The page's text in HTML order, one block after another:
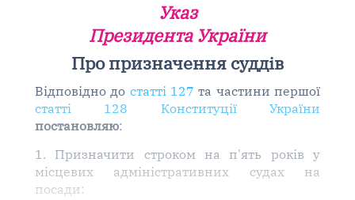
Указ
Президента України
Про призначення суддів
Відповідно до статті 127 та частини першої
статті 128 Конституції України
постановляю:
1. Призначити строком на п'ять років у
місцевих адміністративних судах на
посади: